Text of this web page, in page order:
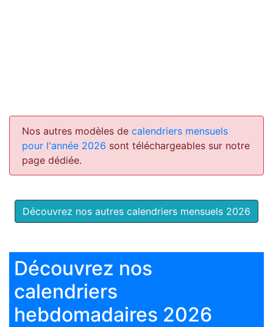
Nos autres modèles de calendriers mensuels
pour l'année 2026 sont téléchargeables sur notre
page dédiée.
Découvrez nos autres calendriers mensuels 2026
Découvrez nos
calendriers
hebdomadaires 2026